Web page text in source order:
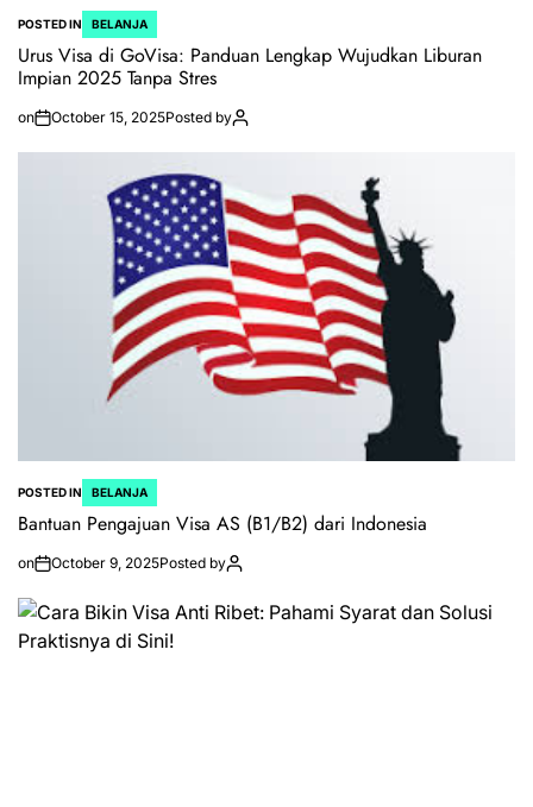
POSTED IN BELANJA
Urus Visa di GoVisa: Panduan Lengkap Wujudkan Liburan
Impian 2025 Tanpa Stres
on October 15, 2025Posted by
POSTED IN BELANJA
Bantuan Pengajuan Visa AS (B1/B2) dari Indonesia
on October 9, 2025Posted by